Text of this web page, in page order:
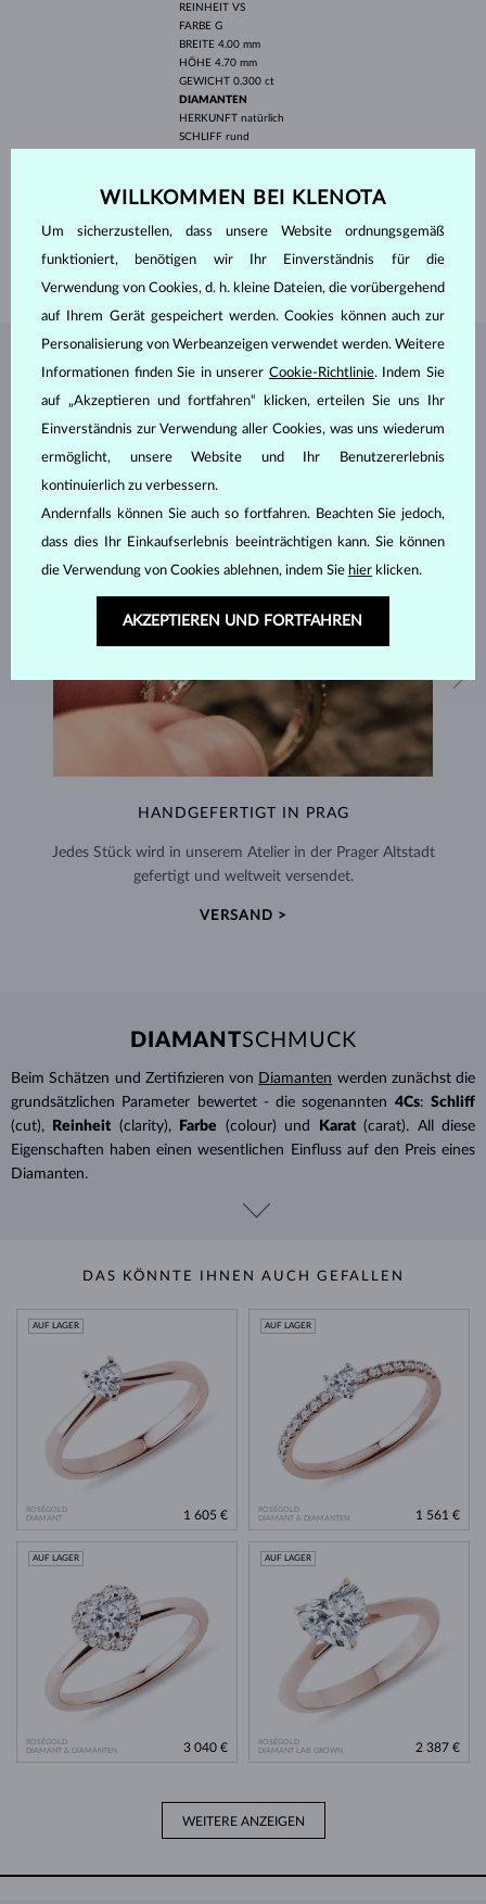
REINHEIT VS
FARBE G
BREITE 4.00 mm
HÖHE 4.70 mm
GEWICHT 0.300 ct
DIAMANTEN
HERKUNFT natürlich
SCHLIFF rund
DURCHMESSER1.30 mm
1.70 g
SCHMUCK AUS DEMKLENOTA ATELIER
HANDGEFERTIGT IN PRAG
Jedes Stück wird in unserem Atelier in der Prager Altstadt
gefertigt und weltweit versendet.
VERSAND >
DIAMANTSCHMUCK
Beim Schätzen und Zertifizieren von Diamanten werden zunächst die
grundsätzlichen Parameter bewertet - die sogenannten 4Cs: Schliff
(cut),
Reinheit (clarity), Farbe (colour) und Karat (carat). All diese
Eigenschaften haben einen wesentlichen Einfluss auf den Preis eines
Diamanten.
DAS KÖNNTE IHNEN AUCH GEFALLEN
ROSÉGOLD
DIAMANT
AUF LAGER
1 605 €
ROSÉGOLD
DIAMANT & DIAMANTEN
AUF LAGER
1 561 €
ROSÉGOLD
DIAMANT & DIAMANTEN
AUF LAGER
3 040 €
ROSÉGOLD
DIAMANT LAB GROWN
AUF LAGER
2 387 €
WEITERE ANZEIGEN
WILLKOMMEN BEI KLENOTA
Um sicherzustellen, dass unsere Website ordnungsgemäß
funktioniert, benötigen wir Ihr Einverständnis für die
Verwendung von Cookies, d. h. kleine Dateien, die vorübergehend
auf Ihrem Gerät gespeichert werden. Cookies können auch zur
Personalisierung von Werbeanzeigen verwendet werden. Weitere
Informationen finden Sie in unserer Cookie-Richtlinie. Indem Sie
auf „Akzeptieren und fortfahren“ klicken, erteilen Sie uns Ihr
Einverständnis zur Verwendung aller Cookies, was uns wiederum
ermöglicht, unsere Website und Ihr Benutzererlebnis
kontinuierlich zu verbessern.
Andernfalls können Sie auch so fortfahren. Beachten Sie jedoch,
dass dies Ihr Einkaufserlebnis beeinträchtigen kann. Sie können
die Verwendung von Cookies ablehnen, indem Sie hier klicken.
AKZEPTIEREN UND FORTFAHREN